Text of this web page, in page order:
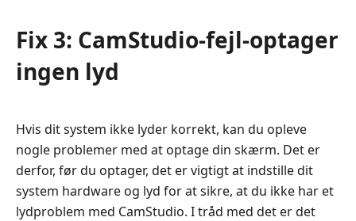
Fix 3: CamStudio-fejl-optager
ingen lyd
Hvis dit system ikke lyder korrekt, kan du opleve
nogle problemer med at optage din skærm. Det er
derfor, før du optager, det er vigtigt at indstille dit
system hardware og lyd for at sikre, at du ikke har et
lydproblem med CamStudio. I tråd med det er det